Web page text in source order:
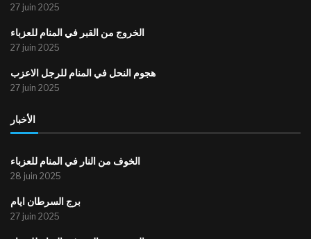
27 juin 2025
الخروج من القبر في المنام للعزباء
27 juin 2025
هجوم النحل في المنام للرجل الاعزب
27 juin 2025
الأخبار
الخوف من النار في المنام للعزباء
28 juin 2025
برج السرطان ايام
27 juin 2025